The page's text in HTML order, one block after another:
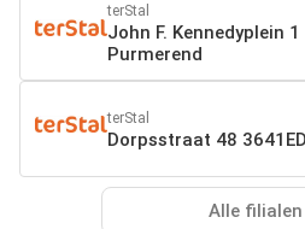
terStal
John F. Kennedyplein
Purmerend
terStal
Dorpsstraat 48
Alle filialen